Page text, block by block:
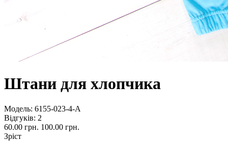
Штани для хлопчика
Модель: 6155-023-4-А
Відгуків: 2
60.00 грн. 100.00 грн.
Зріст